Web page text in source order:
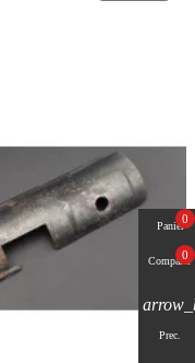
Panier
0
Comparer
0
Prec.